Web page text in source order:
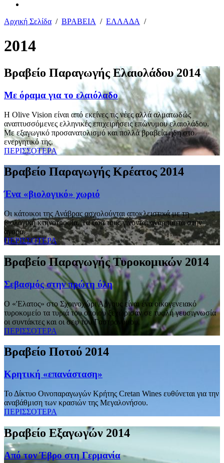
Αρχική Σελίδα / ΒΡΑΒΕΙΑ / ΕΛΛΑΔΑ /
2014
Βραβείο Παραγωγής Ελαιολάδου 2014
Με όραμα για το ελαιόλαδο
Η Olive Vision είναι από εκείνες τις νέες αλλά αλματωδώς
αναπτυσσόμενες ελληνικές επιχειρήσεις επώνυμου ελαιολάδου.
Με εξαγωγικό προσανατολισμό και πολλά βραβεία ήδη στο
ενεργητικό της.
ΠΕΡΙΣΣΟΤΕΡΑ
Βραβείο Παραγωγής Κρέατος 2014
Ένα «βιολογικό» χωριό
Οι κάτοικοι της Ανάβρας ασχολούνται αποκλειστικά με τη
βιολογική κτηνοτροφία. Τα ζώα τους γίνονται ανάρπαστα στην
αγορά.
ΠΕΡΙΣΣΟΤΕΡΑ
Βραβείο Παραγωγής Τυροκομικών 2014
Σεβασμός στην πρώτη ύλη
Ο «'Ελατος» στο Σχοινοχώρι Αργους είναι ένα οικογενειακό
τυροκομείο τα τυριά του οποίου ξεχώρισαν σε τυφλή γευσιγνωσία
οι συντάκτες και οι σεφ του Γαστρονόμου.
ΠΕΡΙΣΣΟΤΕΡΑ
Βραβείο Ποτού 2014
Κρητική «επανάσταση»
Το Δίκτυο Οινοπαραγωγών Κρήτης Cretan Wines ευθύνεται για την
αναβάθμιση των κρασιών της Μεγαλονήσου.
ΠΕΡΙΣΣΟΤΕΡΑ
Βραβείο Εξαγωγών 2014
Από τον Έβρο στη Γερμανία